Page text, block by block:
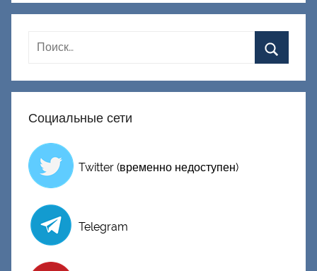
Социальные сети
Twitter (временно недоступен)
Telegram